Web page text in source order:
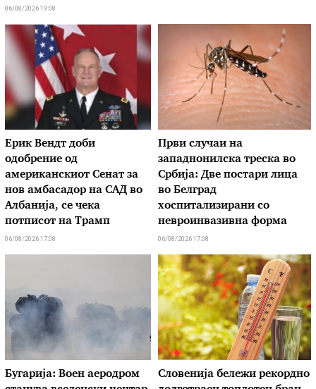
06/08/2026 19:08
Ерик Вендт доби
одобрение од
американскиот Сенат за
нов амбасадор на САД во
Албанија, се чека
потписот на Трамп
06/08/2026 17:08
Први случаи на
западнонилска треска во
Србија: Две постари лица
во Белград
хоспитализирани со
невроинвазивна форма
06/08/2026 17:08
Бугарија: Воен аеродром
Словенија бележи рекордно